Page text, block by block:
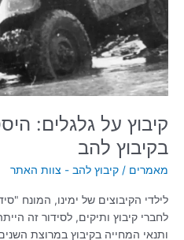
קיבוץ על גלגלים:
בקיבוץ להב
מאמרים / קיבוץ להב - צוות האתר
לילדי הקיבוצים של ימינו, המונח
לחברי קיבוץ ותיקים, לסידור זה
ותנאי המחייה בקיבוץ במרוצת
הרכב'
בקיבוץ
להב